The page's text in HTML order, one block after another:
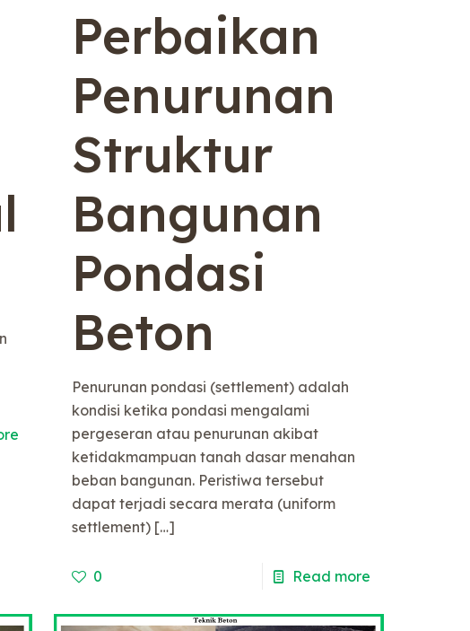
Perbaikan
Penurunan
Struktur
Bangunan
Pondasi
Beton
Penurunan pondasi (settlement) adalah
kondisi ketika pondasi mengalami
pergeseran atau penurunan akibat
ketidakmampuan tanah dasar menahan
beban bangunan. Peristiwa tersebut
dapat terjadi secara merata (uniform
settlement)[…]
0 Read more